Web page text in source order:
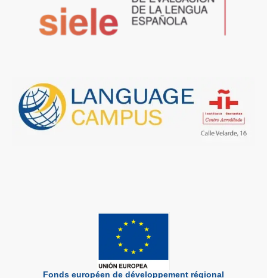
Fonds européen de développement régional